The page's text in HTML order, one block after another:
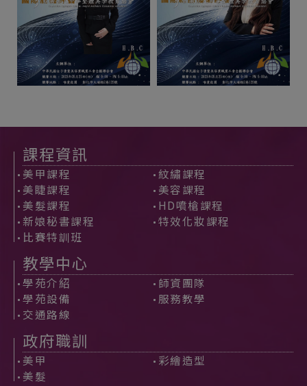
課程資訊
美甲課程
紋繡課程
美睫課程
美容課程
美髮課程
HD噴槍課程
新娘秘書課程
特效化妝課程
比賽特訓班
教學中心
學苑介紹
師資團隊
學苑設備
服務教學
交通路線
政府職訓
美甲
彩繪造型
美髮